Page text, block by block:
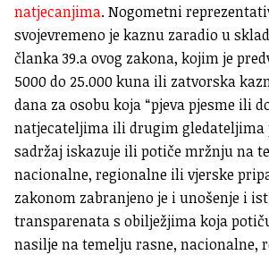
natjecanjima. Nogometni
svojevremeno je kaznu zaradio u
članka 39.a ovog zakona, kojim je
5000 do 25.000 kuna ili zatvorska
dana za osobu koja “pjeva pjesme ili
natjecateljima ili drugim gledateljima
sadržaj iskazuje ili potiče mržnju na
nacionalne, regionalne ili vjerske
zakonom zabranjeno je i unošenje i
transparenata s obilježjima koja
nasilje na temelju rasne, nacionalne,